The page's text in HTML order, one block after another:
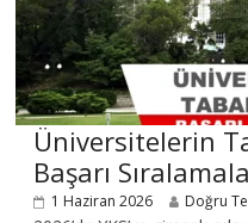
Üniversitelerin
Başarı
1 Haziran 2026 Doğru